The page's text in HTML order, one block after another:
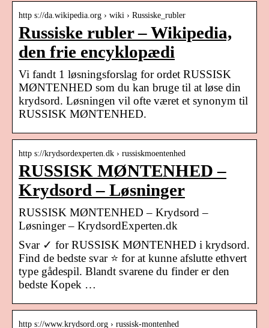
http s://da.wikipedia.org › wiki › Russiske_rubler
Russiske rubler – Wikipedia,
den frie encyklopædi
Vi fandt 1 løsningsforslag for ordet RUSSISK
MØNTENHED som du kan bruge til at løse din
krydsord. Løsningen vil ofte været et synonym til
RUSSISK MØNTENHED.
http s://krydsordexperten.dk › russiskmoentenhed
RUSSISK MØNTENHED –
Krydsord – Løsninger
RUSSISK MØNTENHED – Krydsord –
Løsninger – KrydsordExperten.dk
Svar ✓ for RUSSISK MØNTENHED i krydsord.
Find de bedste svar ⭐ for at kunne afslutte ethvert
type gådespil. Blandt svarene du finder er den
bedste Kopek …
http s://www.krydsord.org › russisk-montenhed